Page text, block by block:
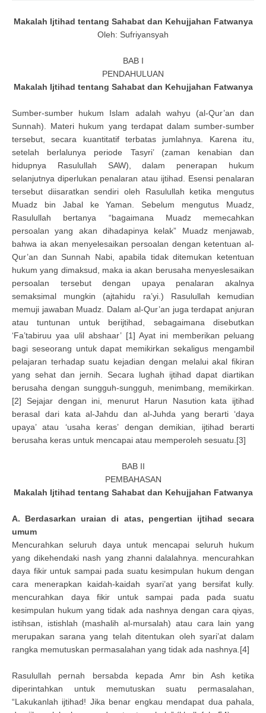
Makalah Ijtihad tentang Sahabat dan Kehujjahan Fatwanya
Oleh: Sufriyansyah
BAB I
PENDAHULUAN
Makalah Ijtihad tentang Sahabat dan Kehujjahan Fatwanya
Sumber-sumber hukum Islam adalah wahyu (al-Qur’an dan
Sunnah). Materi hukum yang terdapat dalam sumber-sumber
tersebut, secara kuantitatif terbatas jumlahnya. Karena itu,
setelah berlalunya periode Tasyri’ (zaman kenabian dan
hidupnya Rasulullah SAW), dalam penerapan hukum
selanjutnya diperlukan penalaran atau ijtihad. Esensi penalaran
tersebut diisaratkan sendiri oleh Rasulullah ketika mengutus
Muadz bin Jabal ke Yaman. Sebelum mengutus Muadz,
Rasulullah bertanya “bagaimana Muadz memecahkan
persoalan yang akan dihadapinya kelak” Muadz menjawab,
bahwa ia akan menyelesaikan persoalan dengan ketentuan al-
Qur’an dan Sunnah Nabi, apabila tidak ditemukan ketentuan
hukum yang dimaksud, maka ia akan berusaha menyeslesaikan
persoalan tersebut dengan upaya penalaran akalnya
semaksimal mungkin (ajtahidu ra’yi.) Rasulullah kemudian
memuji jawaban Muadz. Dalam al-Qur’an juga terdapat anjuran
atau tuntunan untuk berijtihad, sebagaimana disebutkan
‘Fa’tabiruu yaa ulil abshaar’ [1] Ayat ini memberikan peluang
bagi seseorang untuk dapat memikirkan sekaligus mengambil
pelajaran terhadap suatu kejadian dengan melalui akal fikiran
yang sehat dan jernih. Secara lughah ijtihad dapat diartikan
berusaha dengan sungguh-sungguh, menimbang, memikirkan.
[2] Sejajar dengan ini, menurut Harun Nasution kata ijtihad
berasal dari kata al-Jahdu dan al-Juhda yang berarti ‘daya
upaya’ atau ‘usaha keras’ dengan demikian, ijtihad berarti
berusaha keras untuk mencapai atau memperoleh sesuatu.[3]
BAB II
PEMBAHASAN
Makalah Ijtihad tentang Sahabat dan Kehujjahan Fatwanya
A. Berdasarkan uraian di atas, pengertian ijtihad secara
umum
Mencurahkan seluruh daya untuk mencapai seluruh hukum
yang dikehendaki nash yang zhanni dalalahnya. mencurahkan
daya fikir untuk sampai pada suatu kesimpulan hukum dengan
cara menerapkan kaidah-kaidah syari’at yang bersifat kully.
mencurahkan daya fikir untuk sampai pada pada suatu
kesimpulan hukum yang tidak ada nashnya dengan cara qiyas,
istihsan, istishlah (mashalih al-mursalah) atau cara lain yang
merupakan sarana yang telah ditentukan oleh syari’at dalam
rangka memutuskan permasalahan yang tidak ada nashnya.[4]
Rasulullah pernah bersabda kepada Amr bin Ash ketika
diperintahkan untuk memutuskan suatu permasalahan,
“Lakukanlah ijtihad! Jika benar engkau mendapat dua pahala,